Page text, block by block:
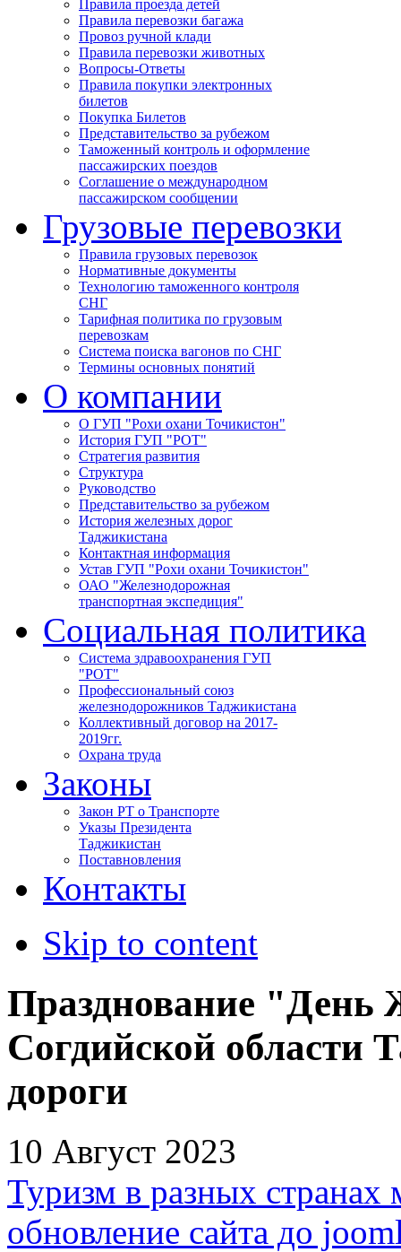
Правила проезда детей
Правила перевозки багажа
Провоз ручной клади
Правила перевозки животных
Вопросы-Ответы
Правила покупки электронных
билетов
Покупка Билетов
Представительство за рубежом
Таможенный контроль и оформление
пассажирских поездов
Соглашение о международном
пассажирском сообщении
Грузовые перевозки
Правила грузовых перевозок
Нормативные документы
Технологию таможенного контроля
СНГ
Тарифная политика по грузовым
перевозкам
Система поиска вагонов по СНГ
Термины основных понятий
О компании
О ГУП "Рохи охани Точикистон"
История ГУП "РОТ"
Стратегия развития
Структура
Руководство
Представительство за рубежом
История железных дорог
Таджикистана
Контактная информация
Устав ГУП "Рохи охани Точикистон"
ОАО "Железнодорожная
транспортная экспедиция"
Социальная политика
Система здравоохранения ГУП
"РОТ"
Профессиональный союз
железнодорожников Таджикистана
Коллективный договор на 2017-
2019гг.
Охрана труда
Законы
Закон РТ о Транспорте
Указы Президента
Таджикистан
Поставновления
Контакты
Skip to content
Празднование "День
Согдийской области
дороги
10 Август 2023
Туризм в разных странах
обновление сайта до